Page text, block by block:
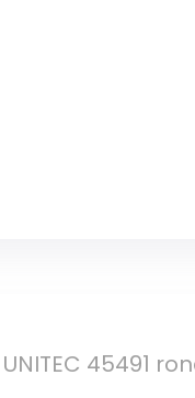
UNITEC 45491